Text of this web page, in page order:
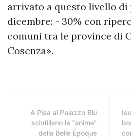
arrivato a questo livello di
dicembre: - 30% con
comuni tra le province di
Cosenza».
A Pisa al Palazzo Blu
scintillano le “anime”
della Belle Époque